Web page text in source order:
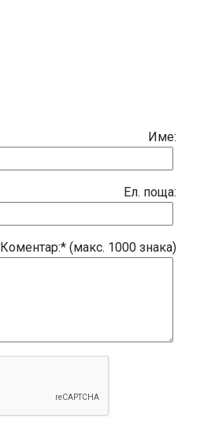
Име:
Eл. поща:
Коментар:* (макс. 1000 знака)